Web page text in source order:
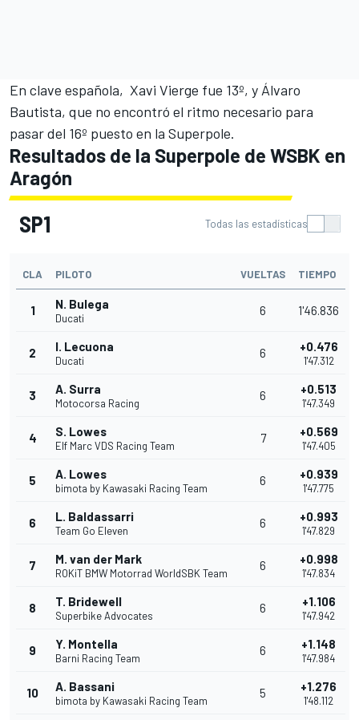
En clave española, Xavi Vierge fue 13º, y Álvaro
Bautista, que no encontró el ritmo necesario para
pasar del 16º puesto en la Superpole.
Resultados de la Superpole de WSBK en
Aragón
SP1 Todas las estadísticas
CLA PILOTO VUELTAS TIEMPO
1 N. Bulega
Ducati
6 1'46.836
2 I. Lecuona
Ducati
6 +0.476
1'47.312
3 A. Surra
Motocorsa Racing
6 +0.513
1'47.349
4 S. Lowes
Elf Marc VDS Racing Team
7 +0.569
1'47.405
5 A. Lowes
bimota by Kawasaki Racing Team
6 +0.939
1'47.775
6 L. Baldassarri
Team Go Eleven
6 +0.993
1'47.829
7 M. van der Mark
ROKiT BMW Motorrad WorldSBK Team
6 +0.998
1'47.834
8 T. Bridewell
Superbike Advocates
6 +1.106
1'47.942
9 Y. Montella
Barni Racing Team
6 +1.148
1'47.984
10 A. Bassani
bimota by Kawasaki Racing Team
5 +1.276
1'48.112